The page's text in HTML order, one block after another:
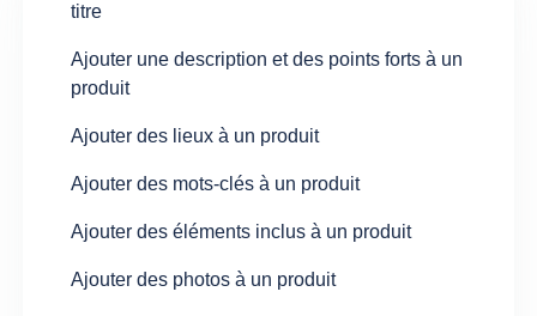
titre
Ajouter une description et des points forts à un
produit
Ajouter des lieux à un produit
Ajouter des mots-clés à un produit
Ajouter des éléments inclus à un produit
Ajouter des photos à un produit